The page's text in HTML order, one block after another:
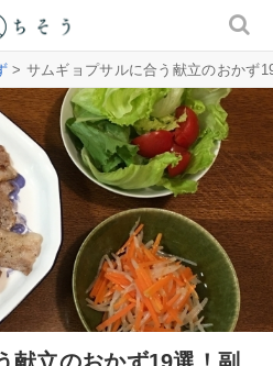
> サムギョプサルに合う献立のおかず
献立のおかず19選！副